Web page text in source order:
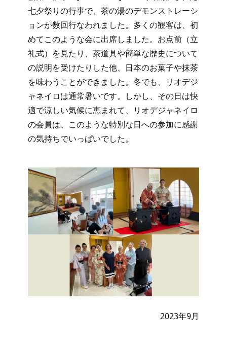
七夕祭りの行事で、茶の湯のデモンストレーシ
ョンが数回行なわれました。多くの観客は、初
めてこのような会に出席しました。お点前（立
礼式）を見たり、茶道具や簡単な歴史について
の説明を受けたりした他、日本のお菓子や抹茶
を味わうことができました。冬でも、リオデジ
ャネイロは通常暑いです。しかし、その日は快
適で涼しい気候に恵まれて、リオデジャネイロ
の会員は、このような特別な日への参加に感謝
の気持ちでいっぱいでした。
2023年9月